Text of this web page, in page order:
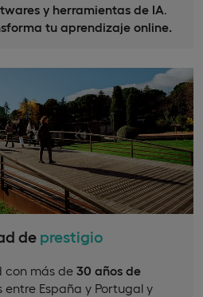
y herramientas de IA.
tu aprendizaje online.
de prestigio
con más de 30 años de
entre España y Portugal y